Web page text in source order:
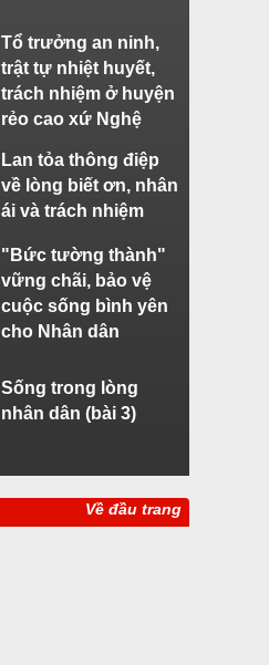
Tổ trưởng an ninh,
trật tự nhiệt huyết,
trách nhiệm ở huyện
rẻo cao xứ Nghệ
Lan tỏa thông điệp
về lòng biết ơn, nhân
ái và trách nhiệm
"Bức tường thành"
vững chãi, bảo vệ
cuộc sống bình yên
cho Nhân dân
Sống trong lòng
nhân dân (bài 3)
Về đầu trang